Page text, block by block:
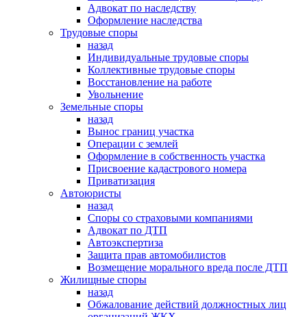
Адвокат по наследству
Оформление наследства
Трудовые споры
назад
Индивидуальные трудовые споры
Коллективные трудовые споры
Восстановление на работе
Увольнение
Земельные споры
назад
Вынос границ участка
Операции с землей
Оформление в собственность участка
Присвоение кадастрового номера
Приватизация
Автоюристы
назад
Споры со страховыми компаниями
Адвокат по ДТП
Автоэкспертиза
Защита прав автомобилистов
Возмещение морального вреда после ДТП
Жилищные споры
назад
Обжалование действий должностных лиц